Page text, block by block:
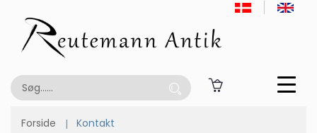
Forside Kontakt